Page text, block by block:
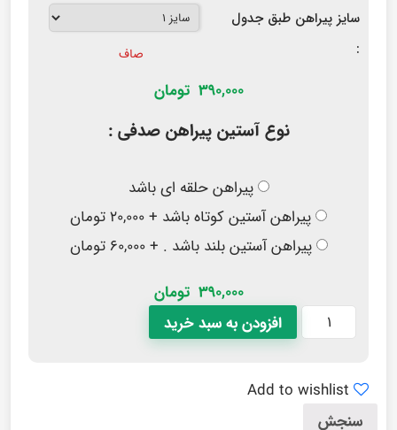
سایز پیراهن طبق جدول
:
صاف
390,000 تومان
نوع آستین پیراهن صدفی :
پیراهن حلقه ای باشد
پیراهن آستین کوتاه باشد + ۲۰,۰۰۰ تومان
پیراهن آستین بلند باشد . + ۶۰,۰۰۰ تومان
390,000 تومان
افزودن به سبد خرید
Add to wishlist
سنجش